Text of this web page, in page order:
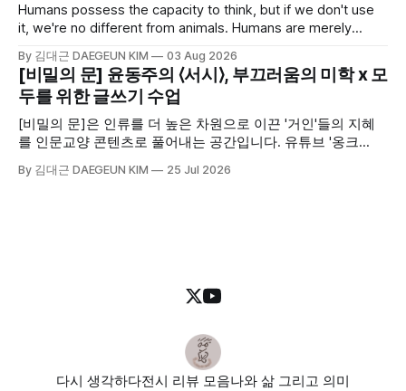
Humans possess the capacity to think, but if we don't use
it, we're no different from animals. Humans are merely
that capacity is the fork in the road that determines our
humanity.
By 김대근 DAEGEUN KIM 03 Aug 2026
[비밀의 문] 윤동주의 ⟨서시⟩, 부끄러움의 미학 x 모
두를 위한 글쓰기 수업
[비밀의 문]은 인류를 더 높은 차원으로 이끈 '거인'들의 지혜
를 인문교양 콘텐츠로 풀어내는 공간입니다. 유튜브 '옹크
설과 정리 노트로 여러분을 만납니다. [모두를 위한 글쓰기 수
By 김대근 DAEGEUN KIM 25 Jul 2026
다시 생각하다전시 리뷰 모음나와 삶 그리고 의미